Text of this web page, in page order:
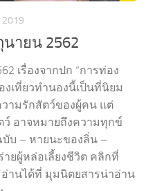
2019
นายน 2562
เรื่องจากปก “การท่อง
งเที่ยวทำนองนี้เป็นที่นิยม
ามรักสัตว์ของผู้คน แต่
ว์ อาจหมายถึงความทุกข์
บ – หายนะของลิ่น –
ยผู้หล่อเลี้ยงชีวิต คลิกที่
านได้ที่ มุมนิตยสารน่าอ่าน